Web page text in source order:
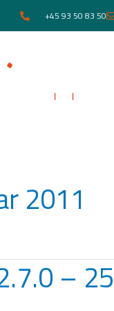
+45 93 50 83 50
2011
–